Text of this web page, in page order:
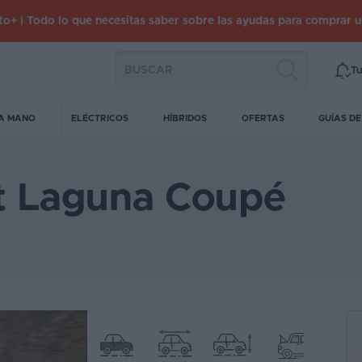
| Todo lo que necesitas saber sobre las ayudas para comprar
MANO ELÉCTRICOS HÍBRIDOS OFERTAS GUÍAS
Laguna Coupé